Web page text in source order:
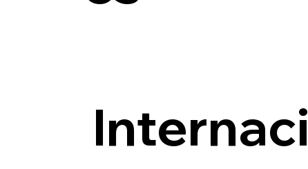
Internaci